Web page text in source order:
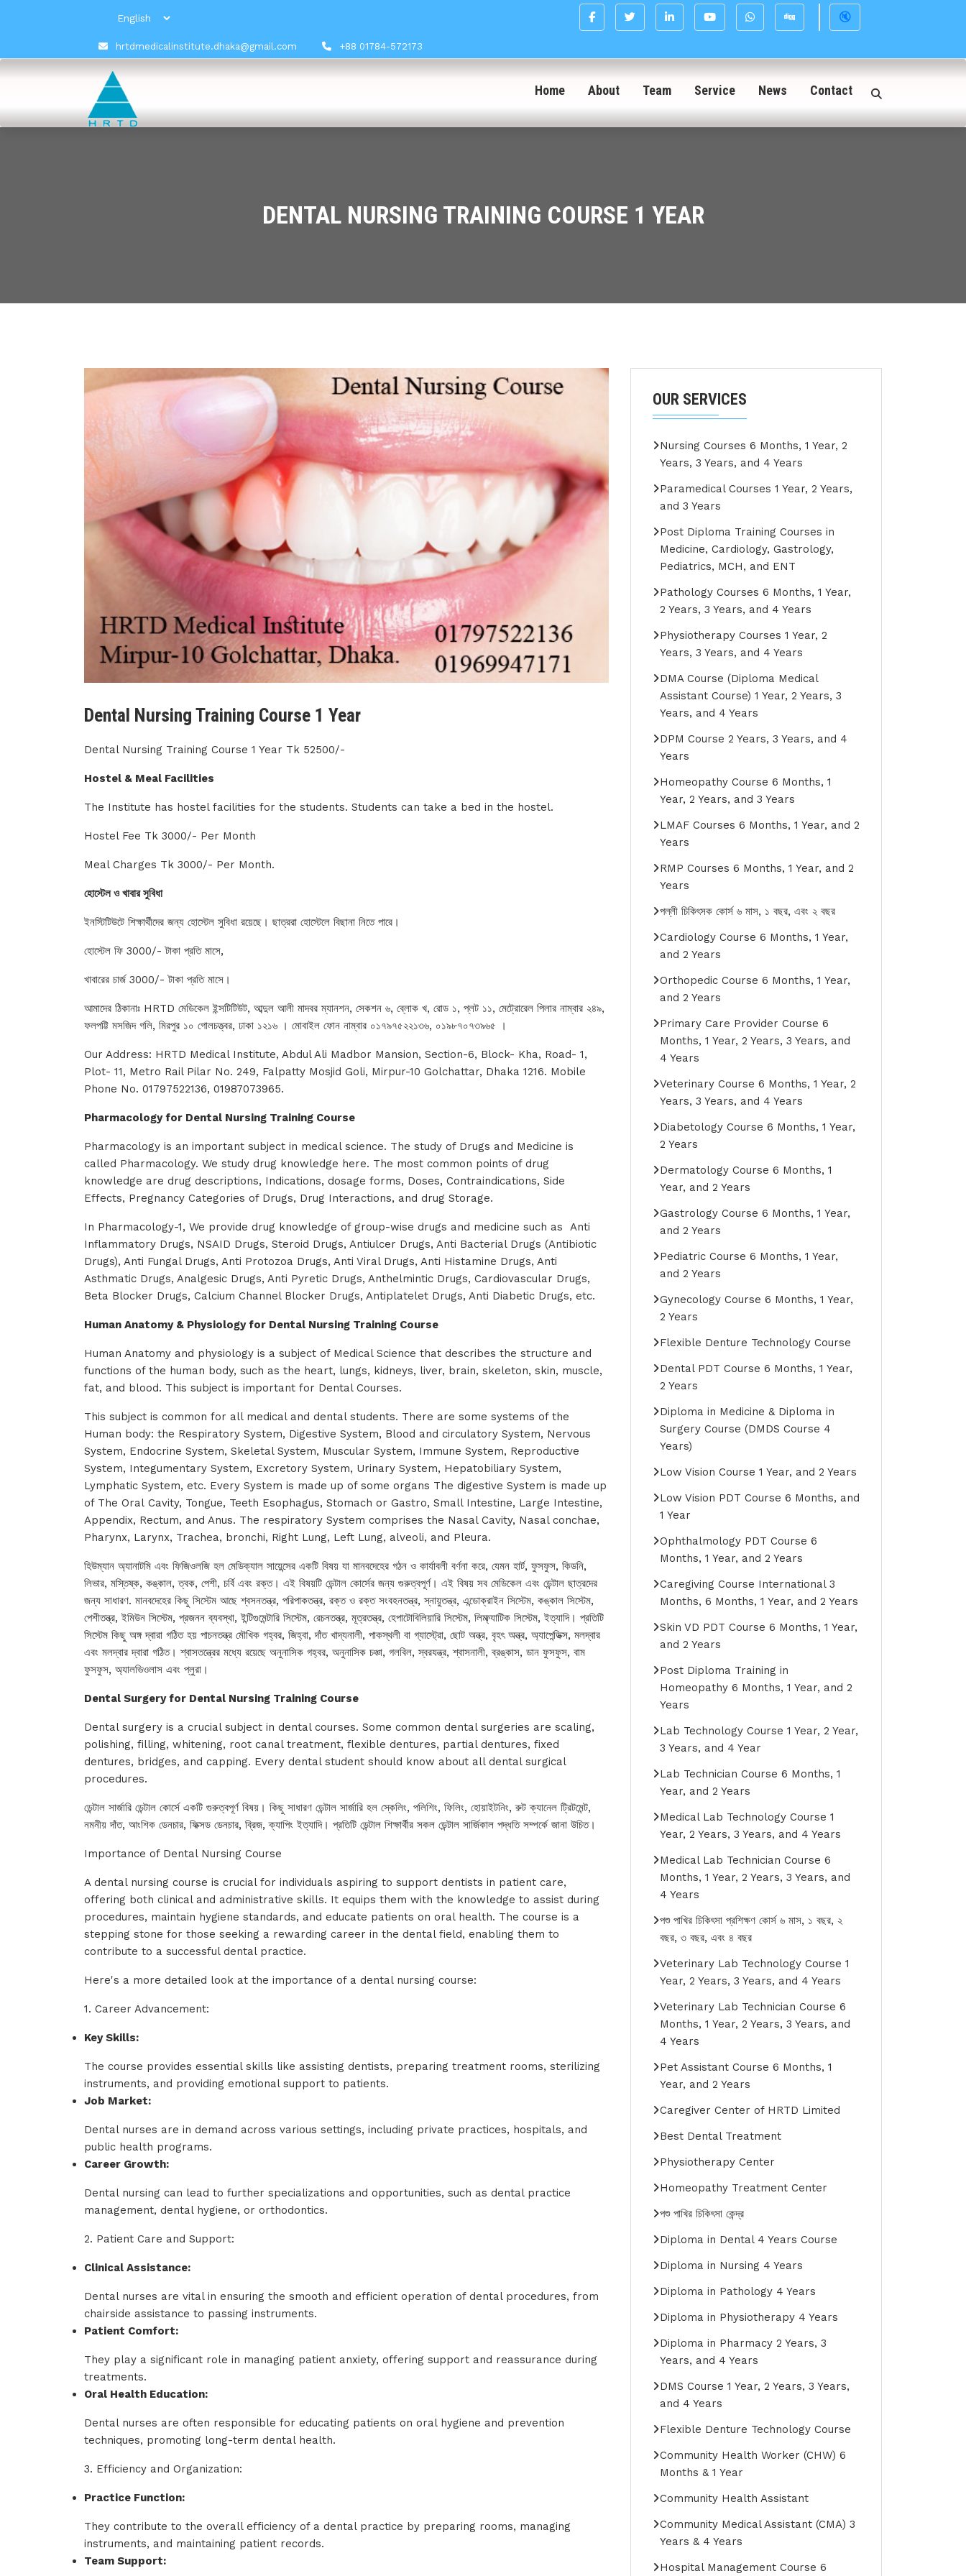
hrtdmedicalinstitute.dhaka@gmail.com +88 01784-572173
🔇
Home About Team Service News Contact
DENTAL NURSING TRAINING COURSE 1 YEAR
Dental Nursing Training Course 1 Year
Dental Nursing Training Course 1 Year Tk 52500/-
Hostel & Meal Facilities
The Institute has hostel facilities for the students. Students can take a bed in the hostel.
Hostel Fee Tk 3000/- Per Month
Meal Charges Tk 3000/- Per Month.
হোস্টেল ও খাবার সুবিধা
ইনস্টিটিউটে শিক্ষার্থীদের জন্য হোস্টেল সুবিধা রয়েছে। ছাত্ররা হোস্টেলে বিছানা নিতে পারে।
হোস্টেল ফি 3000/- টাকা প্রতি মাসে,
খাবারের চার্জ 3000/- টাকা প্রতি মাসে।
আমাদের ঠিকানাঃ HRTD মেডিকেল ইন্সটিটিউট, আব্দুল আলী মাদবর ম্যানশন, সেকশন ৬, ব্লোক খ, রোড ১, প্লট ১১, মেট্রোরেল পিলার নাম্বার ২৪৯,
ফলপট্টি মসজিদ গলি, মিরপুর ১০ গোলচত্ত্বর, ঢাকা ১২১৬ । মোবাইল ফোন নাম্বার ০১৭৯৭৫২২১৩৬, ০১৯৮৭০৭৩৯৬৫ ।
Our Address: HRTD Medical Institute, Abdul Ali Madbor Mansion, Section-6, Block- Kha, Road- 1,
Plot- 11, Metro Rail Pilar No. 249, Falpatty Mosjid Goli, Mirpur-10 Golchattar, Dhaka 1216. Mobile
Phone No. 01797522136, 01987073965.
Pharmacology for Dental Nursing Training Course
Pharmacology is an important subject in medical science. The study of Drugs and Medicine is
called Pharmacology. We study drug knowledge here. The most common points of drug
knowledge are drug descriptions, Indications, dosage forms, Doses, Contraindications, Side
Effects, Pregnancy Categories of Drugs, Drug Interactions, and drug Storage.
In Pharmacology-1, We provide drug knowledge of group-wise drugs and medicine such as Anti
Inflammatory Drugs, NSAID Drugs, Steroid Drugs, Antiulcer Drugs, Anti Bacterial Drugs (Antibiotic
Drugs), Anti Fungal Drugs, Anti Protozoa Drugs, Anti Viral Drugs, Anti Histamine Drugs, Anti
Asthmatic Drugs, Analgesic Drugs, Anti Pyretic Drugs, Anthelmintic Drugs, Cardiovascular Drugs,
Beta Blocker Drugs, Calcium Channel Blocker Drugs, Antiplatelet Drugs, Anti Diabetic Drugs, etc.
Human Anatomy & Physiology for Dental Nursing Training Course
Human Anatomy and physiology is a subject of Medical Science that describes the structure and
functions of the human body, such as the heart, lungs, kidneys, liver, brain, skeleton, skin, muscle,
fat, and blood. This subject is important for Dental Courses.
This subject is common for all medical and dental students. There are some systems of the
Human body: the Respiratory System, Digestive System, Blood and circulatory System, Nervous
System, Endocrine System, Skeletal System, Muscular System, Immune System, Reproductive
System, Integumentary System, Excretory System, Urinary System, Hepatobiliary System,
Lymphatic System, etc. Every System is made up of some organs The digestive System is made up
of The Oral Cavity, Tongue, Teeth Esophagus, Stomach or Gastro, Small Intestine, Large Intestine,
Appendix, Rectum, and Anus. The respiratory System comprises the Nasal Cavity, Nasal conchae,
Pharynx, Larynx, Trachea, bronchi, Right Lung, Left Lung, alveoli, and Pleura.
হিউম্যান অ্যানাটমি এবং ফিজিওলজি হল মেডিক্যাল সায়েন্সের একটি বিষয় যা মানবদেহের গঠন ও কার্যাবলী বর্ণনা করে, যেমন হার্ট, ফুসফুস, কিডনি,
লিভার, মস্তিষ্ক, কঙ্কাল, ত্বক, পেশী, চর্বি এবং রক্ত। এই বিষয়টি ডেন্টাল কোর্সের জন্য গুরুত্বপূর্ণ। এই বিষয় সব মেডিকেল এবং ডেন্টাল ছাত্রদের
জন্য সাধারণ. মানবদেহের কিছু সিস্টেম আছে শ্বসনতন্ত্র, পরিপাকতন্ত্র, রক্ত ​​ও রক্ত ​​সংবহনতন্ত্র, স্নায়ুতন্ত্র, এন্ডোক্রাইন সিস্টেম, কঙ্কাল সিস্টেম,
পেশীতন্ত্র, ইমিউন সিস্টেম, প্রজনন ব্যবস্থা, ইন্টিগুমেন্টারি সিস্টেম, রেচনতন্ত্র, মূত্রতন্ত্র, হেপাটোবিলিয়ারি সিস্টেম, লিম্ফ্যাটিক সিস্টেম, ইত্যাদি। প্রতিটি
সিস্টেম কিছু অঙ্গ দ্বারা গঠিত হয় পাচনতন্ত্র মৌখিক গহ্বর, জিহ্বা, দাঁত খাদ্যনালী, পাকস্থলী বা গ্যাস্ট্রো, ছোট অন্ত্র, বৃহৎ অন্ত্র, অ্যাপেন্ডিক্স, মলদ্বার
এবং মলদ্বার দ্বারা গঠিত। শ্বাসতন্ত্রের মধ্যে রয়েছে অনুনাসিক গহ্বর, অনুনাসিক চঞ্চা, গলবিল, স্বরযন্ত্র, শ্বাসনালী, ব্রঙ্কাস, ডান ফুসফুস, বাম
ফুসফুস, অ্যালভিওলাস এবং প্লুরা।
Dental Surgery for Dental Nursing Training Course
Dental surgery is a crucial subject in dental courses. Some common dental surgeries are scaling,
polishing, filling, whitening, root canal treatment, flexible dentures, partial dentures, fixed
dentures, bridges, and capping. Every dental student should know about all dental surgical
procedures.
ডেন্টাল সার্জারি ডেন্টাল কোর্সে একটি গুরুত্বপূর্ণ বিষয়। কিছু সাধারণ ডেন্টাল সার্জারি হল স্কেলিং, পলিশিং, ফিলিং, হোয়াইটনিং, রুট ক্যানেল ট্রিটমেন্ট,
নমনীয় দাঁত, আংশিক ডেনচার, ফিক্সড ডেনচার, ব্রিজ, ক্যাপিং ইত্যাদি। প্রতিটি ডেন্টাল শিক্ষার্থীর সকল ডেন্টাল সার্জিকাল পদ্ধতি সম্পর্কে জানা উচিত।
Importance of Dental Nursing Course
A dental nursing course is crucial for individuals aspiring to support dentists in patient care,
offering both clinical and administrative skills. It equips them with the knowledge to assist during
procedures, maintain hygiene standards, and educate patients on oral health. The course is a
stepping stone for those seeking a rewarding career in the dental field, enabling them to
contribute to a successful dental practice.
Here's a more detailed look at the importance of a dental nursing course:
1. Career Advancement:
Key Skills:
The course provides essential skills like assisting dentists, preparing treatment rooms, sterilizing
instruments, and providing emotional support to patients.
Job Market:
Dental nurses are in demand across various settings, including private practices, hospitals, and
public health programs.
Career Growth:
Dental nursing can lead to further specializations and opportunities, such as dental practice
management, dental hygiene, or orthodontics.
2. Patient Care and Support:
Clinical Assistance:
Dental nurses are vital in ensuring the smooth and efficient operation of dental procedures, from
chairside assistance to passing instruments.
Patient Comfort:
They play a significant role in managing patient anxiety, offering support and reassurance during
treatments.
Oral Health Education:
Dental nurses are often responsible for educating patients on oral hygiene and prevention
techniques, promoting long-term dental health.
3. Efficiency and Organization:
Practice Function:
They contribute to the overall efficiency of a dental practice by preparing rooms, managing
instruments, and maintaining patient records.
Team Support:
OUR SERVICES
Nursing Courses 6 Months, 1 Year, 2
Years, 3 Years, and 4 Years
Paramedical Courses 1 Year, 2 Years,
and 3 Years
Post Diploma Training Courses in
Medicine, Cardiology, Gastrology,
Pediatrics, MCH, and ENT
Pathology Courses 6 Months, 1 Year,
2 Years, 3 Years, and 4 Years
Physiotherapy Courses 1 Year, 2
Years, 3 Years, and 4 Years
DMA Course (Diploma Medical
Assistant Course) 1 Year, 2 Years, 3
Years, and 4 Years
DPM Course 2 Years, 3 Years, and 4
Years
Homeopathy Course 6 Months, 1
Year, 2 Years, and 3 Years
LMAF Courses 6 Months, 1 Year, and 2
Years
RMP Courses 6 Months, 1 Year, and 2
Years
পল্লী চিকিৎসক কোর্স ৬ মাস, ১ বছর, এবং ২ বছর
Cardiology Course 6 Months, 1 Year,
and 2 Years
Orthopedic Course 6 Months, 1 Year,
and 2 Years
Primary Care Provider Course 6
Months, 1 Year, 2 Years, 3 Years, and
4 Years
Veterinary Course 6 Months, 1 Year, 2
Years, 3 Years, and 4 Years
Diabetology Course 6 Months, 1 Year,
2 Years
Dermatology Course 6 Months, 1
Year, and 2 Years
Gastrology Course 6 Months, 1 Year,
and 2 Years
Pediatric Course 6 Months, 1 Year,
and 2 Years
Gynecology Course 6 Months, 1 Year,
2 Years
Flexible Denture Technology Course
Dental PDT Course 6 Months, 1 Year,
2 Years
Diploma in Medicine & Diploma in
Surgery Course (DMDS Course 4
Years)
Low Vision Course 1 Year, and 2 Years
Low Vision PDT Course 6 Months, and
1 Year
Ophthalmology PDT Course 6
Months, 1 Year, and 2 Years
Caregiving Course International 3
Months, 6 Months, 1 Year, and 2 Years
Skin VD PDT Course 6 Months, 1 Year,
and 2 Years
Post Diploma Training in
Homeopathy 6 Months, 1 Year, and 2
Years
Lab Technology Course 1 Year, 2 Year,
3 Years, and 4 Year
Lab Technician Course 6 Months, 1
Year, and 2 Years
Medical Lab Technology Course 1
Year, 2 Years, 3 Years, and 4 Years
Medical Lab Technician Course 6
Months, 1 Year, 2 Years, 3 Years, and
4 Years
পশু পাখির চিকিৎসা প্রশিক্ষণ কোর্স ৬ মাস, ১ বছর, ২
বছর, ৩ বছর, এবং ৪ বছর
Veterinary Lab Technology Course 1
Year, 2 Years, 3 Years, and 4 Years
Veterinary Lab Technician Course 6
Months, 1 Year, 2 Years, 3 Years, and
4 Years
Pet Assistant Course 6 Months, 1
Year, and 2 Years
Caregiver Center of HRTD Limited
Best Dental Treatment
Physiotherapy Center
Homeopathy Treatment Center
পশু পাখির চিকিৎসা কেন্দ্র
Diploma in Dental 4 Years Course
Diploma in Nursing 4 Years
Diploma in Pathology 4 Years
Diploma in Physiotherapy 4 Years
Diploma in Pharmacy 2 Years, 3
Years, and 4 Years
DMS Course 1 Year, 2 Years, 3 Years,
and 4 Years
Flexible Denture Technology Course
Community Health Worker (CHW) 6
Months & 1 Year
Community Health Assistant
Community Medical Assistant (CMA) 3
Years & 4 Years
Hospital Management Course 6